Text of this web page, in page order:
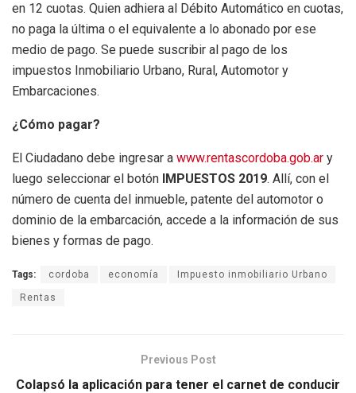
en 12 cuotas. Quien adhiera al Débito Automático en cuotas,
no paga la última o el equivalente a lo abonado por ese
medio de pago. Se puede suscribir al pago de los
impuestos Inmobiliario Urbano, Rural, Automotor y
Embarcaciones.
¿Cómo pagar?
El Ciudadano debe ingresar a www.rentascordoba.gob.ar y
luego seleccionar el botón IMPUESTOS 2019. Allí, con el
número de cuenta del inmueble, patente del automotor o
dominio de la embarcación, accede a la información de sus
bienes y formas de pago.
Tags: cordoba economía Impuesto inmobiliario Urbano
Rentas
Previous Post
Colapsó la aplicación para tener el carnet de conducir